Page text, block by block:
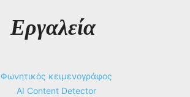
Εργαλεία
Φωνητικός κειμενογράφος
AI Content Detector